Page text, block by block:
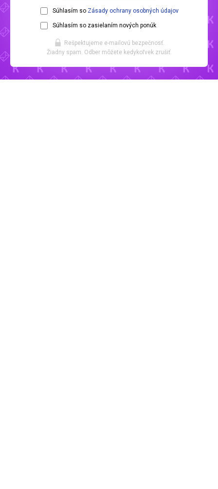
Súhlasím so Zásady ochrany osobných údajov
Súhlasím so zasielaním nových ponúk
Rešpektujeme e-mailovú bezpečnosť.
Žiadny spam. Odber môžete kedykoľvek zrušiť.